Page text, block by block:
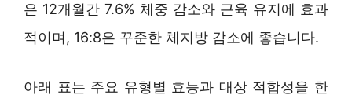
은 12개월간 7.6% 체중 감소와 근육 유지에 효과
적이며, 16:8은 꾸준한 체지방 감소에 좋습니다.
아래 표는 주요 유형별 효능과 대상 적합성을 한